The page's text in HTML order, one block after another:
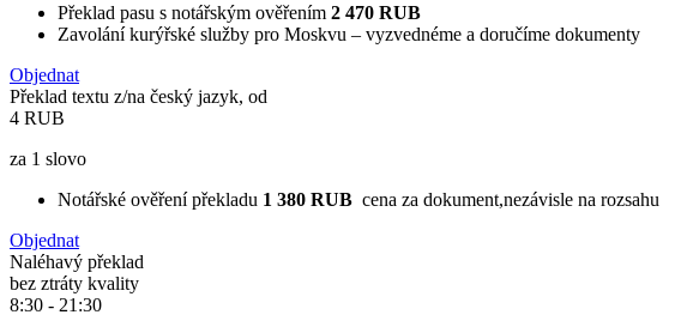
Překlad pasu s notářským ověřením 2 470 RUB
Zavolání kurýřské služby pro Moskvu – vyzvednéme a doručíme dokumenty
Objednat
Překlad textu z/na český jazyk, od
4 RUB
za 1 slovo
Notářské ověření překladu 1 380 RUB cena za dokument,nezávisle na rozsahu
Objednat
Naléhavý překlad
bez ztráty kvality
8:30 - 21:30